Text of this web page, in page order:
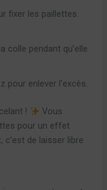
fixer les paillettes.
colle pendant qu’elle
pour enlever l’excès.
!
Vous
pour un effet
c’est de laisser libre